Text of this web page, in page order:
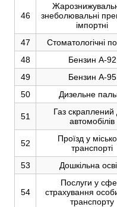
46
знеболювальні
імпортні
47 Стоматологічні
48
Бензин А-92
49
Бензин А-95
50
Дизельне
51
Газ скраплений
автомобілів
52
Проїзд у
транспорті
53 Дошкільна
54
Послуги у
страхування
транспорту